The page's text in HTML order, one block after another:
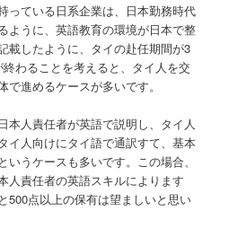
っている日系企業は、日本勤務時代
ように、英語教育の環境が日本で整
載したように、タイの赴任期間が3
わることを考えると、タイ人を交
進めるケースが多いです。
本人責任者が英語で説明し、タイ人
イ人向けにタイ語で通訳すて、基本
うケースも多いです。この場合、
人責任者の英語スキルによります
500点以上の保有は望ましいと思い